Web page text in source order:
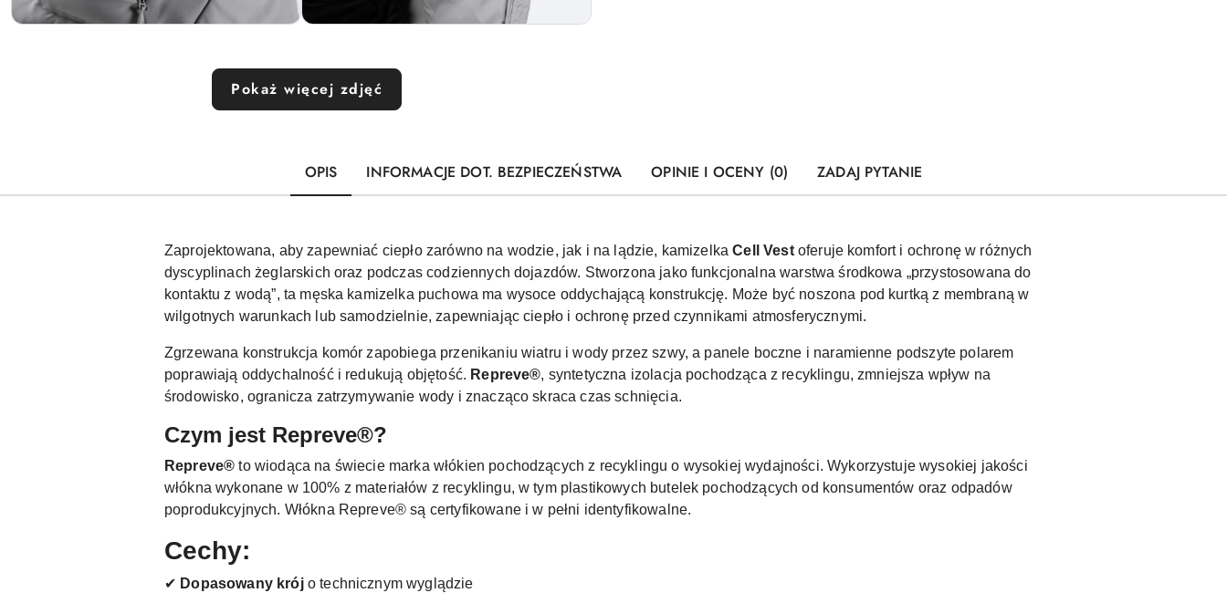
Pokaż więcej zdjęć
OPIS INFORMACJE DOT. BEZPIECZEŃSTWA OPINIE I OCENY (0) ZADAJ PYTANIE
Zaprojektowana, aby zapewniać ciepło zarówno na wodzie, jak i na lądzie, kamizelkaCell Vestoferuje komfort i ochronę w różnych
dyscyplinach żeglarskich oraz podczas codziennych dojazdów. Stworzona jako funkcjonalna warstwa środkowa „przystosowana do
kontaktu z wodą”, ta męska kamizelka puchowa ma wysoce oddychającą konstrukcję. Może być noszona pod kurtką z membraną w
wilgotnych warunkach lub samodzielnie, zapewniając ciepło i ochronę przed czynnikami atmosferycznymi.
Zgrzewana konstrukcja komór zapobiega przenikaniu wiatru i wody przez szwy, a panele boczne i naramienne podszyte polarem
poprawiają oddychalność i redukują objętość. Repreve®, syntetyczna izolacja pochodząca z recyklingu, zmniejsza wpływ na
środowisko, ogranicza zatrzymywanie wody i znacząco skraca czas schnięcia.
Czym jest Repreve®?
Repreve® to wiodąca na świecie marka włókien pochodzących z recyklingu o wysokiej wydajności. Wykorzystuje wysokiej jakości
włókna wykonane w 100% z materiałów z recyklingu, w tym plastikowych butelek pochodzących od konsumentów oraz odpadów
poprodukcyjnych. Włókna Repreve® są certyfikowane i w pełni identyfikowalne.
Cechy:
✔ Dopasowany krójo technicznym wyglądzie